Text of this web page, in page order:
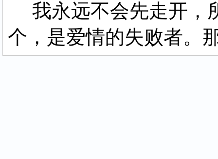
我永远不会先走开，
个，是爱情的失败者。